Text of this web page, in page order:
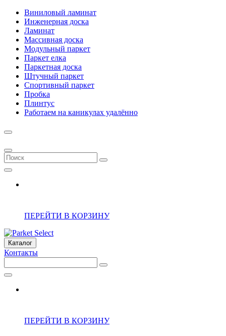
Виниловый ламинат
Инженерная доска
Ламинат
Массивная доска
Модульный паркет
Паркет елка
Паркетная доска
Штучный паркет
Спортивный паркет
Пробка
Плинтус
Работаем на каникулах удалённо
ПЕРЕЙТИ В КОРЗИНУ
Каталог
Контакты
ПЕРЕЙТИ В КОРЗИНУ